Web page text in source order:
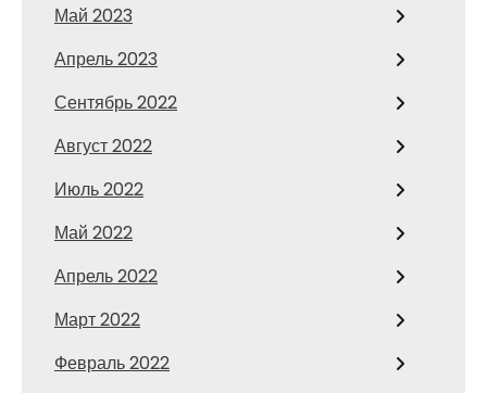
Май 2023
Апрель 2023
Сентябрь 2022
Август 2022
Июль 2022
Май 2022
Апрель 2022
Март 2022
Февраль 2022